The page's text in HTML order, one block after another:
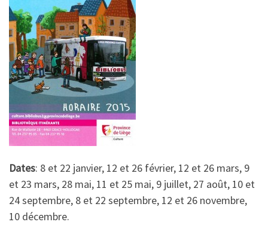
Dates: 8 et 22 janvier, 12 et 26 février, 12 et 26 mars, 9
et 23 mars, 28 mai, 11 et 25 mai, 9 juillet, 27 août, 10 et
24 septembre, 8 et 22 septembre, 12 et 26 novembre,
10 décembre.